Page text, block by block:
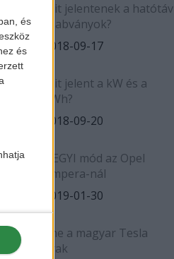
és
és
Mit jelentenek a hatótáv
szabványok?
2018-09-17
Mit jelent a kW és a
kWh?
2018-09-20
HEGYI mód az Opel
Ampera-nál
2019-01-30
Íme a magyar Tesla
árak